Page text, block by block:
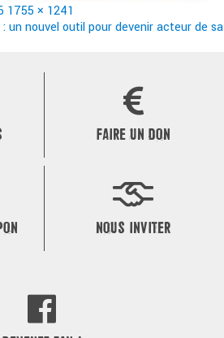
Taille
réelle
1755 × 1241
un nouvel outil pour devenir acteur de sa
FAIRE UN DON
NOUS INVITER